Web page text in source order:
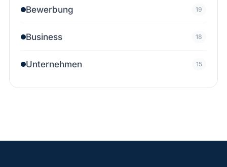
Bewerbung 19
Business 18
Unternehmen 15